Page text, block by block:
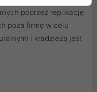
poprzez replikację
poza firmę w celu
i kradzieżą jest